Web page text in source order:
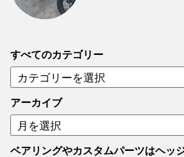
すべてのカテゴリー
べ
て
の
カ
テ
アーカイブ
ア
ー
カ
ベアリングやカスタムパーツはヘッ